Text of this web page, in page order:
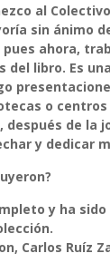
al
sin ánimo
ahora,
del libro. Es
o
de la
y dedicar
y ha
Carlos Ruíz